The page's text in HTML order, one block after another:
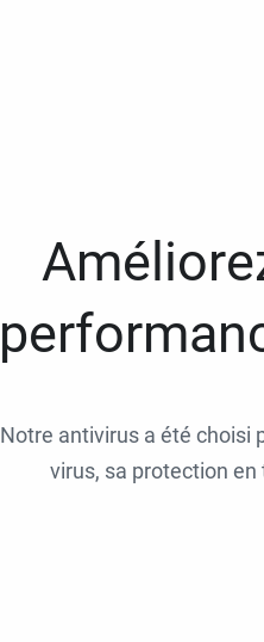
Notre antivirus a été choisi
virus, sa protection